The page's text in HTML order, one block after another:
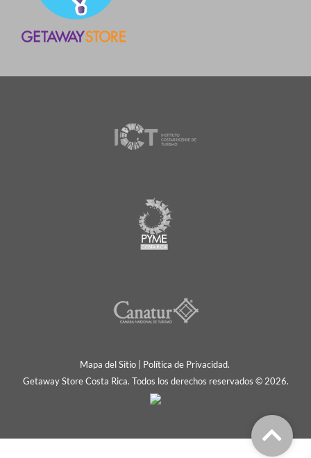
Mapa del Sitio| Política de Privacidad.
Getaway Store Costa Rica. Todos los derechos reservados © 2026.